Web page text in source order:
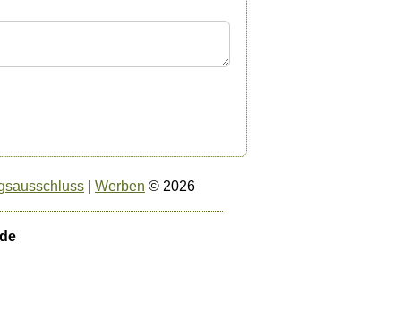
Werben © 2026